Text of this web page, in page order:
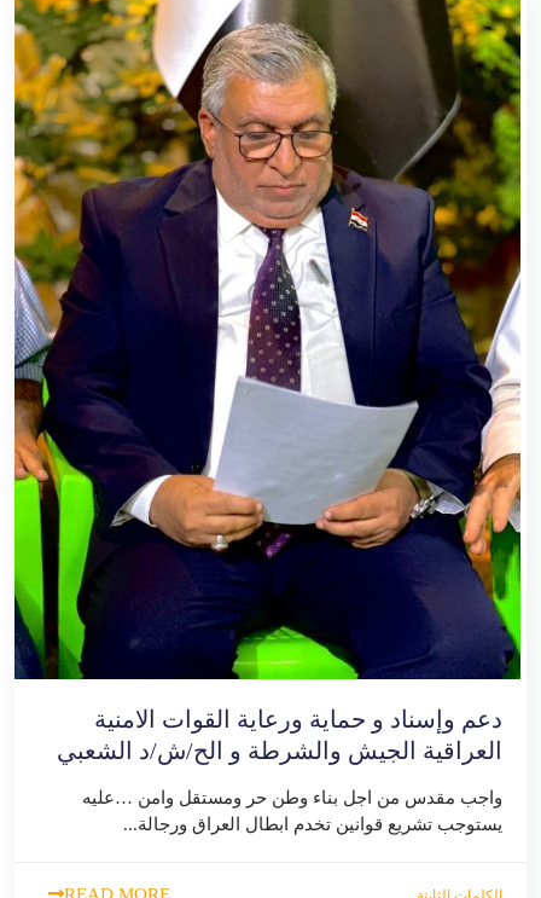
دعم وإسناد و حماية ورعاية القوات الامنية
العراقية الجيش والشرطة و الح/ش/د الشعبي
واجب مقدس من اجل بناء وطن حر ومستقل وامن …عليه
يستوجب تشريع قوانين تخدم ابطال العراق ورجالة...